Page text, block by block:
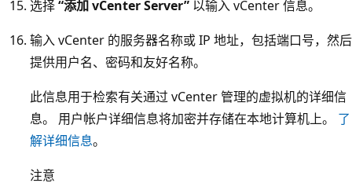
选择“添加 vCenter Server” 以输入 vCenter 信息。
输入 vCenter 的服务器名称或 IP 地址，包括端口号，然后
提供用户名、密码和友好名称。
此信息用于检索有关通过 vCenter 管理的虚拟机的详细信
息。 用户帐户详细信息将加密并存储在本地计算机上。 了
解详细信息。
注意